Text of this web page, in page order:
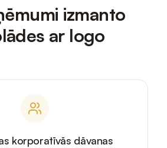
izmanto
ar logo
korporatīvās dāvanas